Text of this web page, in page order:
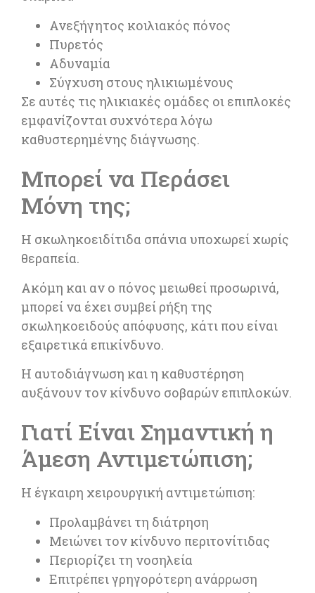
Ανεξήγητος κοιλιακός πόνος
Πυρετός
Αδυναμία
Σύγχυση στους ηλικιωμένους
Σε αυτές τις ηλικιακές ομάδες οι επιπλοκές
εμφανίζονται συχνότερα λόγω
καθυστερημένης διάγνωσης.
Μπορεί να Περάσει
Μόνη της;
Η σκωληκοειδίτιδα σπάνια υποχωρεί χωρίς
θεραπεία.
Ακόμη και αν ο πόνος μειωθεί προσωρινά,
μπορεί να έχει συμβεί ρήξη της
σκωληκοειδούς απόφυσης, κάτι που είναι
εξαιρετικά επικίνδυνο.
Η αυτοδιάγνωση και η καθυστέρηση
αυξάνουν τον κίνδυνο σοβαρών επιπλοκών.
Γιατί Είναι Σημαντική η
Άμεση Αντιμετώπιση;
Η έγκαιρη χειρουργική αντιμετώπιση:
Προλαμβάνει τη διάτρηση
Μειώνει τον κίνδυνο περιτονίτιδας
Περιορίζει τη νοσηλεία
Επιτρέπει γρηγορότερη ανάρρωση